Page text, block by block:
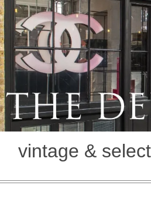
vintage &